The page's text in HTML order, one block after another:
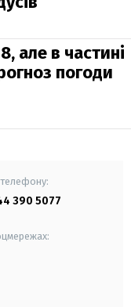
але в частині
погоди
390 5077